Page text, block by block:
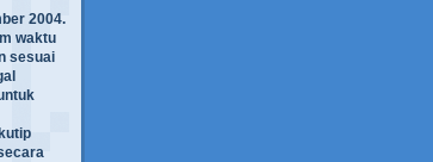
2004.
waktu
sesuai